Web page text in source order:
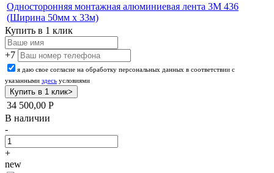
Односторонняя монтажная алюминиевая лента 3М 436
(Ширина 50мм х 33м)
Купить в 1 клик
+7
я даю свое согласие на обработку персональных данных в соответствии с
указанными здесь условиями
34 500,00 Р
В наличии
-
+
new